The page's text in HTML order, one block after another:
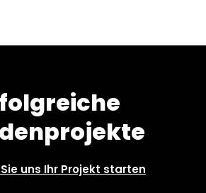
uns Ihr Projekt starten